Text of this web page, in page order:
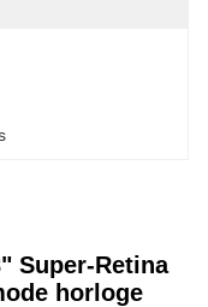
Super-Retina
horloge